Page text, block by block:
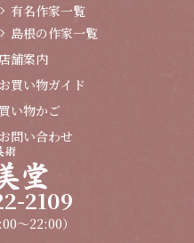
有名作家一覧
島根の作家一覧
店舗案内
お買い物ガイド
買い物かご
お問い合わせ
2109
～22:00）